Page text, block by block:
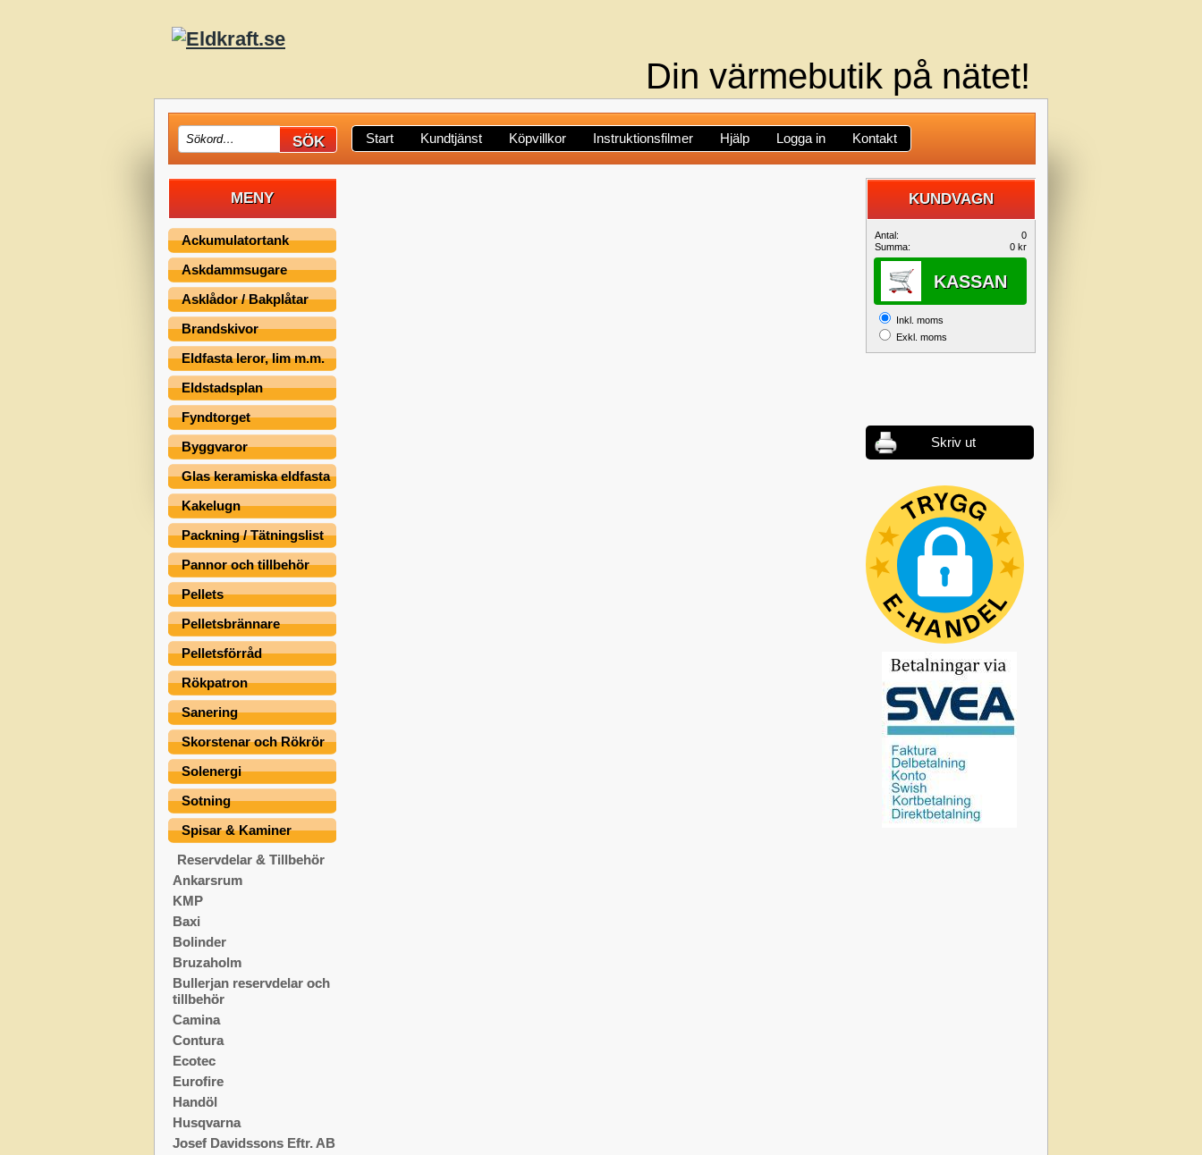
Din värmebutik på nätet!
Start Kundtjänst Köpvillkor Instruktionsfilmer Hjälp Logga in Kontakt
MENY
Ackumulatortank
Askdammsugare
Asklådor / Bakplåtar
Brandskivor
Eldfasta leror, lim m.m.
Eldstadsplan
Fyndtorget
Byggvaror
Glas keramiska eldfasta
Kakelugn
Packning / Tätningslist
Pannor och tillbehör
Pellets
Pelletsbrännare
Pelletsförråd
Rökpatron
Sanering
Skorstenar och Rökrör
Solenergi
Sotning
Spisar & Kaminer
Reservdelar & Tillbehör
Ankarsrum
KMP
Baxi
Bolinder
Bruzaholm
Bullerjan reservdelar och
tillbehör
Camina
Contura
Ecotec
Eurofire
Handöl
Husqvarna
Josef Davidssons Eftr. AB
KUNDVAGN
KUNDVAGN
Antal:
0
Summa:
0 kr
KASSAN
Inkl. moms
Exkl. moms
Skriv ut